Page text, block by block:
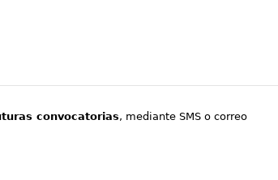
convocatorias, mediante SMS o correo